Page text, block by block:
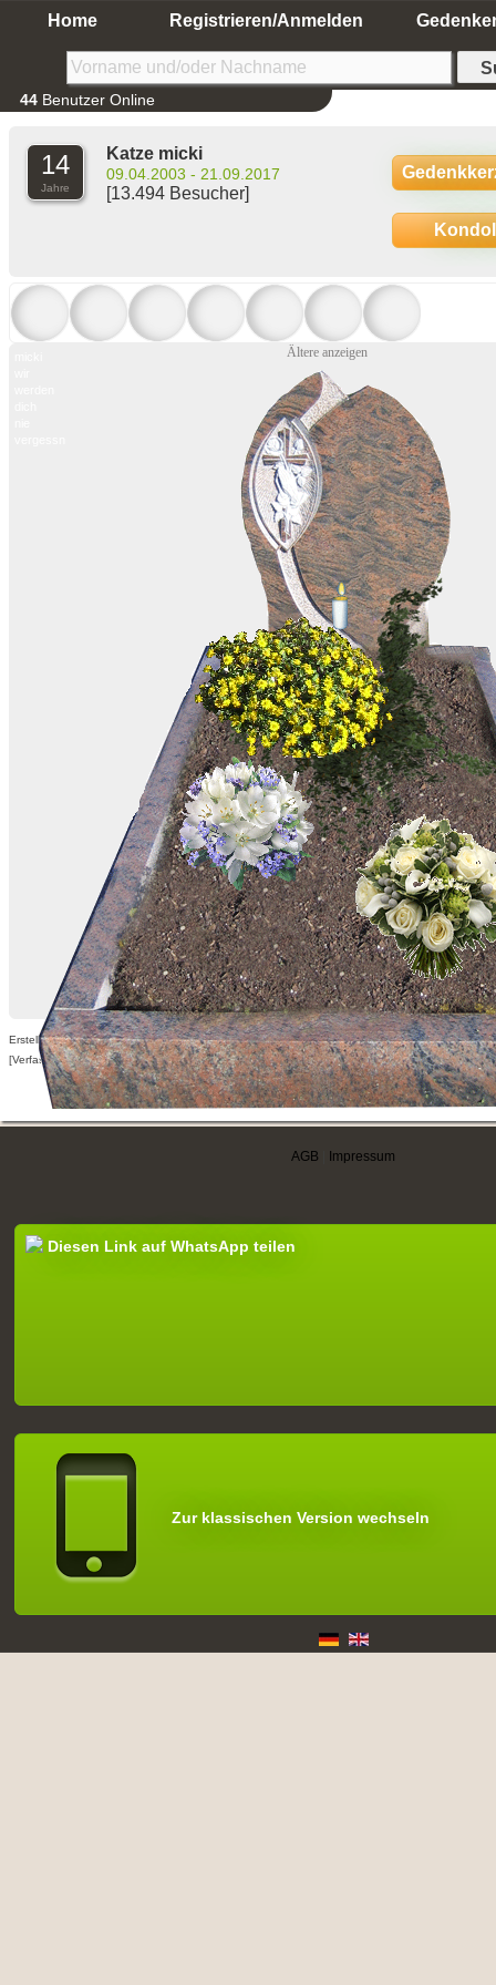
Home Registrieren/Anmelden
44 Benutzer Online
14
Jahre
Katze micki
09.04.2003 - 21.09.2017
[13.494 Besucher]
Ältere anzeigen
Erstellt am 21.09.2017,
[Verfasser nur für angemeldete Benutzer sichtbar]
AGB Impressum
Diesen Link auf WhatsApp teilen
Zur klassischen Version wechseln